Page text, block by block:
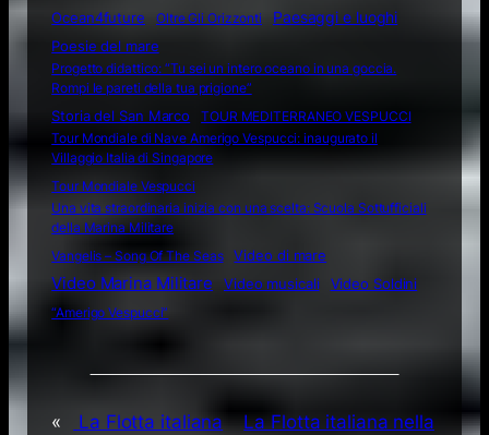
Ocean4future
Oltre Gli Orizzonti
Paesaggi e luoghi
Poesie del mare
Progetto didattico: “Tu sei un intero oceano in una goccia.
Rompi le pareti della tua prigione”
Storia del San Marco
TOUR MEDITERRANEO VESPUCCI
Tour Mondiale di Nave Amerigo Vespucci: inaugurato il
Villaggio Italia di Singapore
Tour Mondiale Vespucci
Una vita straordinaria inizia con una scelta: Scuola Sottufficiali
della Marina Militare
Vangelis – Song Of The Seas
Video di mare
Video Marina Militare Video musicali
Video Soldini
“Amerigo Vespucci”
«
La Flotta italiana
La Flotta italiana nella